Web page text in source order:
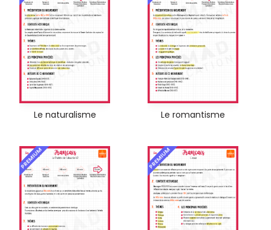
Le naturalisme Le romantisme
PREMIUM PREMIUM